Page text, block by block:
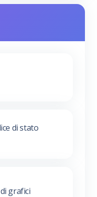
di stato
grafici